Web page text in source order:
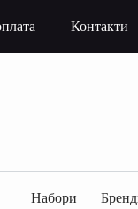
Контакти
Набори